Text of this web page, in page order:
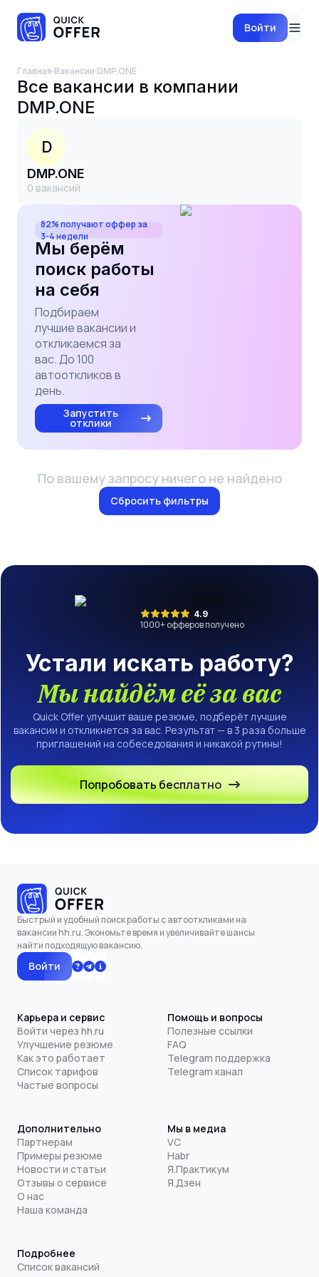
Войти
Главная·Вакансии· DMP.ONE
Все вакансии в компании
DMP.ONE
D
DMP.ONE
0 вакансий
82% получают оффер за
3-4 недели
Мы берём
поиск работы
на себя
Подбираем
лучшие вакансии и
откликаемся за
вас. До 100
автооткликов в
день.
Запустить
отклики
По вашему запросу ничего не найдено
Сбросить фильтры
4.9
1000+ офферов получено
Устали искать работу?
Мы найдём её за вас
Quick Offer улучшит ваше резюме, подберёт лучшие
вакансии и откликнется за вас. Результат — в 3 раза больше
приглашений на собеседования и никакой рутины!
Попробовать бесплатно
Быстрый и удобный поиск работы с автооткликами на
вакансии hh.ru. Экономьте время и увеличивайте шансы
найти подходящую вакансию.
Войти
Карьера и сервис
Войти через hh.ru
Улучшение резюме
Как это работает
Список тарифов
Частые вопросы
Помощь и вопросы
Полезные ссылки
FAQ
Telegram поддержка
Telegram канал
Дополнительно
Партнерам
Примеры резюме
Новости и статьи
Отзывы о сервисе
О нас
Наша команда
Мы в медиа
VC
Habr
Я.Практикум
Я.Дзен
Подробнее
Список вакансий